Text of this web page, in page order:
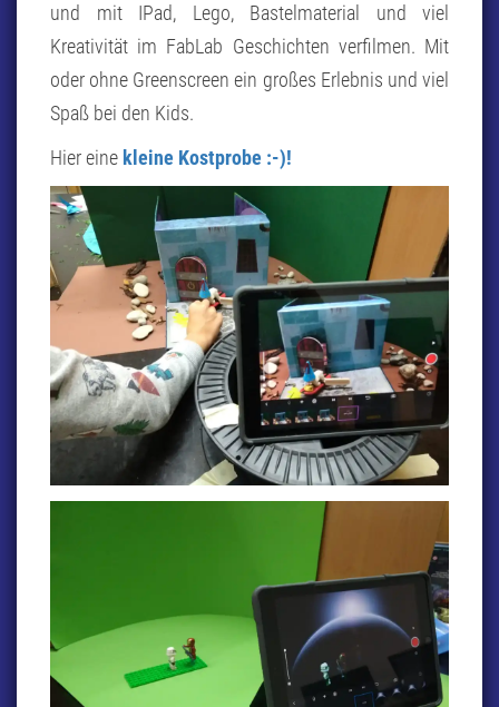
und mit IPad, Lego, Bastelmaterial und viel
Kreativität im FabLab Geschichten verfilmen. Mit
oder ohne Greenscreen ein großes Erlebnis und viel
Spaß bei den Kids.
Hier eine kleine Kostprobe :-)!